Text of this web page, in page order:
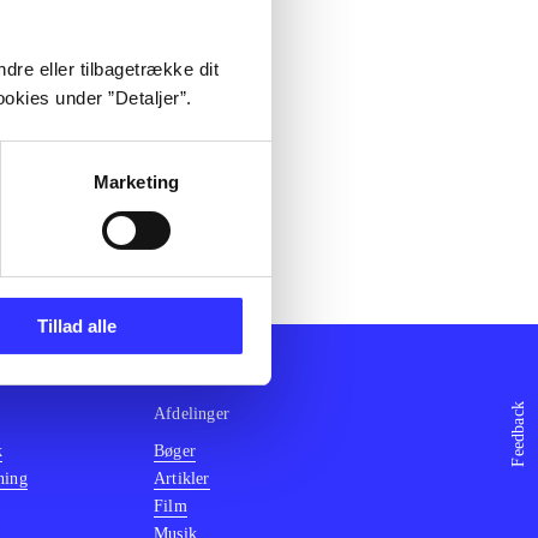
eller tilbagetrække dit
under ”Detaljer”.
Marketing
Tillad alle
Feedback
Afdelinger
Bøger
Artikler
Film
Musik